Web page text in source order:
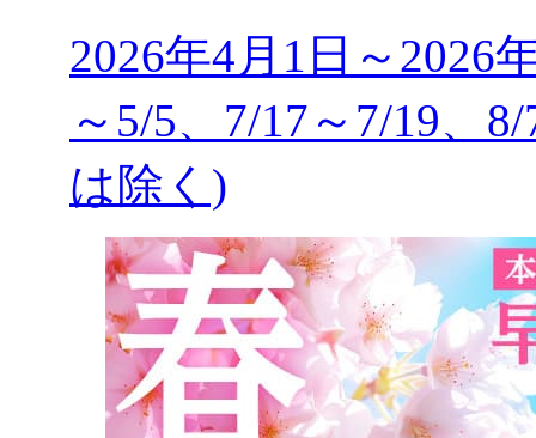
2026年4月1日～2026
～5/5、7/17～7/19、
は除く)